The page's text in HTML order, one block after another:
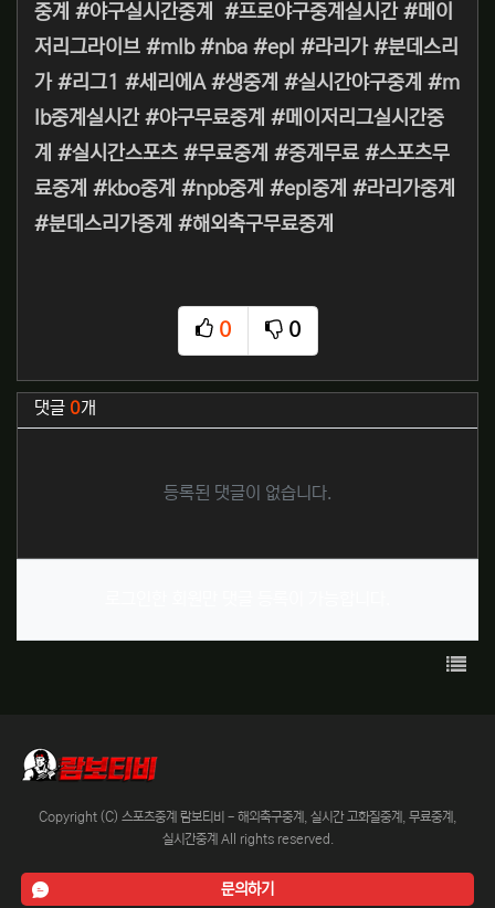
중계 #야구실시간중계 #프로야구중계실시간 #메이
저리그라이브 #mlb #nba #epl #라리가 #분데스리
가 #리그1 #세리에A #생중계 #실시간야구중계 #m
lb중계실시간 #야구무료중계 #메이저리그실시간중
계 #실시간스포츠 #무료중계 #중계무료 #스포츠무
료중계 #kbo중계 #npb중계 #epl중계 #라리가중계
#분데스리가중계 #해외축구무료중계
0
추천
0
비추천
관련자료
댓글 0개
등록된 댓글이 없습니다.
목록
Copyright (C) 스포츠중계 람보티비 - 해외축구중계, 실시간 고화질중계, 무료중계,
실시간중계 All rights reserved.
문의하기